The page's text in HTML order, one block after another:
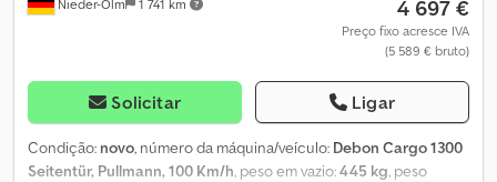
Nieder-Olm 1 741 km 4 697 €
Preço fixo acresce IVA
(5 589 € bruto)
Solicitar Ligar
Condição: novo, número da máquina/veículo: Debon Cargo 1300
Seitentür, Pullmann, 100 Km/h, peso em vazio:445 kg, peso